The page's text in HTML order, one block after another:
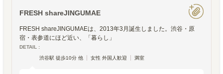
FRESH shareJINGUMAE
FRESH shareJINGUMAEは、2013年3月誕生しました。渋谷・原
宿・表参道にほど近い、「暮らし」
DETAIL :
渋谷駅 徒歩10分 他
女性 外国人歓迎 満室